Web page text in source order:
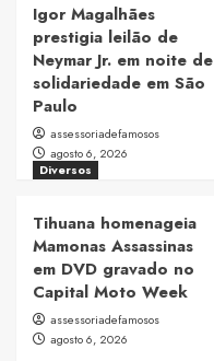
Igor Magalhães
prestigia leilão de
Neymar Jr. em noite de
solidariedade em São
Paulo
assessoriadefamosos
agosto 6, 2026
Diversos
Tihuana homenageia
Mamonas Assassinas
em DVD gravado no
Capital Moto Week
assessoriadefamosos
agosto 6, 2026